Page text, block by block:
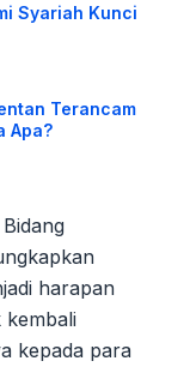
Syariah Kunci
Terancam
Apa?
harapan
kembali
kepada para